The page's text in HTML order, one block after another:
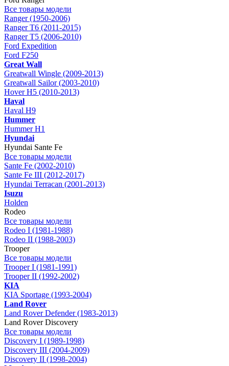
Все товары модели
Ranger (1950-2006)
Ranger T6 (2011-2015)
Ranger T5 (2006-2010)
Ford Expedition
Ford F250
Great Wall
Greatwall Wingle (2009-2013)
Greatwall Sailor (2003-2010)
Hover H5 (2010-2013)
Haval
Haval H9
Hummer
Hummer H1
Hyundai
Hyundai Sante Fe
Все товары модели
Sante Fe (2002-2010)
Sante Fe III (2012-2017)
Hyundai Terracan (2001-2013)
Isuzu
Holden
Rodeo
Все товары модели
Rodeo I (1981-1988)
Rodeo II (1988-2003)
Trooper
Все товары модели
Trooper I (1981-1991)
Trooper II (1992-2002)
KIA
KIA Sportage (1993-2004)
Land Rover
Land Rover Defender (1983-2013)
Land Rover Discovery
Все товары модели
Discovery I (1989-1998)
Discovery III (2004-2009)
Discovery II (1998-2004)